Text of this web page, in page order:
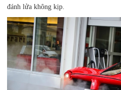
đánh lửa không kịp.